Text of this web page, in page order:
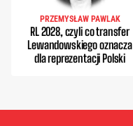
PRZEMYSŁAW PAWLAK
RL 2028, czyli co transfer
Lewandowskiego oznacza
dla reprezentacji Polski